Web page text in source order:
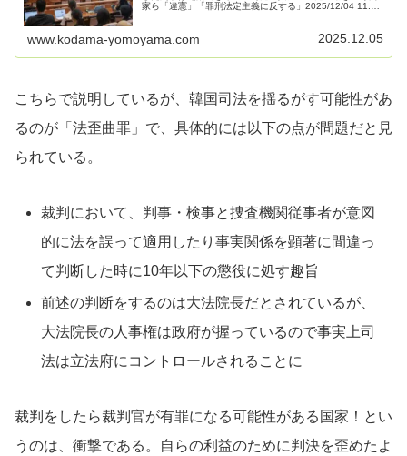
家ら「違憲」「罪刑法定主義に反する」2025/12/04 11:35
www.kodama-yomoyama.com 2025.12.05
こちらで説明しているが、韓国司法を揺るがす可能性があ
るのが「法歪曲罪」で、具体的には以下の点が問題だと見
られている。
裁判において、判事・検事と捜査機関従事者が意図
的に法を誤って適用したり事実関係を顕著に間違っ
て判断した時に10年以下の懲役に処す趣旨
前述の判断をするのは大法院長だとされているが、
大法院長の人事権は政府が握っているので事実上司
法は立法府にコントロールされることに
裁判をしたら裁判官が有罪になる可能性がある国家！とい
うのは、衝撃である。自らの利益のために判決を歪めたよ